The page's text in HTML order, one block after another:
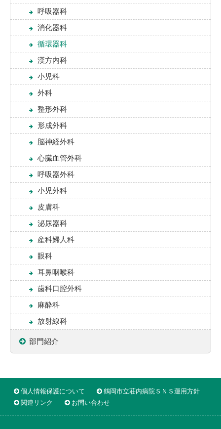
呼吸器科
消化器科
循環器科
漢方内科
小児科
外科
整形外科
形成外科
脳神経外科
心臓血管外科
呼吸器外科
小児外科
皮膚科
泌尿器科
産科婦人科
眼科
耳鼻咽喉科
歯科口腔外科
麻酔科
放射線科
部門紹介
個人情報保護について
鶴岡市立荘内病院ＳＮＳ運用方針
関連リンク
お問い合わせ